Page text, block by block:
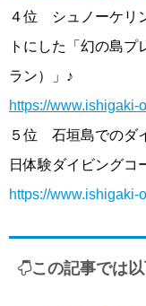
４位 シュノーケリ
トにした「幻の島
ラン）」♪
https://www.ishigaki-
５位 石垣島でのダ
日体験ダイビングコ
https://www.ishigaki-
この記事では